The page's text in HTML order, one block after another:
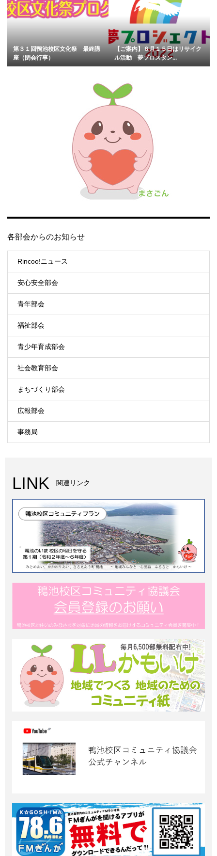
第３１回鴨池校区文化祭 最終講
座（閉会行事）
【ご案内】６月１５日はリサイク
ル活動 夢プロスタン...
各部会からのお知らせ
Rincoo!ニュース
安心安全部会
青年部会
福祉部会
青少年育成部会
社会教育部会
まちづくり部会
広報部会
事務局
LINK 関連リンク